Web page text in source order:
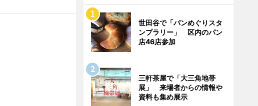
世田谷で「パンめぐりスタ
ンプラリー」 区内のパン
店46店参加
三軒茶屋で「大三角地帯
展」 来場者からの情報や
資料も集め展示